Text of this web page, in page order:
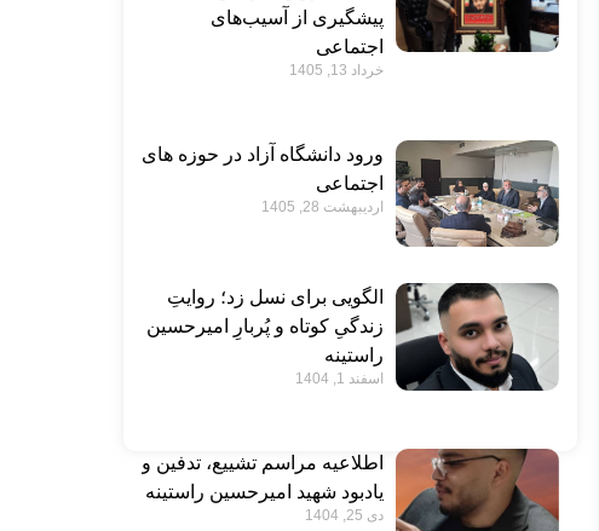
پیشگیری از آسیب‌های
اجتماعی
خرداد 13, 1405
ورود دانشگاه آزاد در حوزه های
اجتماعی
اردیبهشت 28, 1405
الگویی برای نسل زد؛ روایتِ
زندگیِ کوتاه و پُربارِ امیرحسین
راستینه
اسفند 1, 1404
اطلاعیه مراسم تشییع، تدفین و
یادبود شهید امیرحسین راستینه
دی 25, 1404